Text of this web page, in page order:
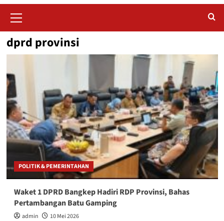
Menu
dprd provinsi
POLITIK & PEMERINTAHAN
Waket 1 DPRD Bangkep Hadiri RDP Provinsi, Bahas
Pertambangan Batu Gamping
admin
10 Mei 2026